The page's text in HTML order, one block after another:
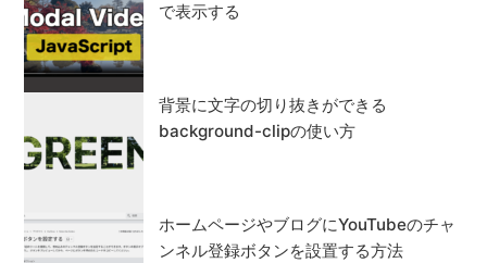
で表示する
背景に文字の切り抜きができる
background-clipの使い方
ホームページやブログにYouTubeのチャ
ンネル登録ボタンを設置する方法